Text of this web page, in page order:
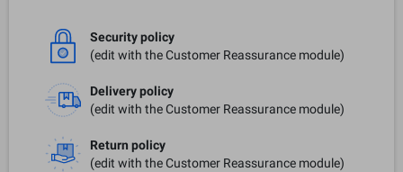
Security policy
(edit with the Customer Reassurance module)
Delivery policy
(edit with the Customer Reassurance module)
Return policy
(edit with the Customer Reassurance module)